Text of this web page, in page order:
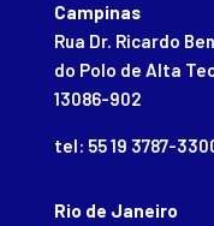
Campinas
Rua Dr. Ricardo
do Polo de Alta
13086-902
tel: 55 19 3787-
Rio de Janeiro